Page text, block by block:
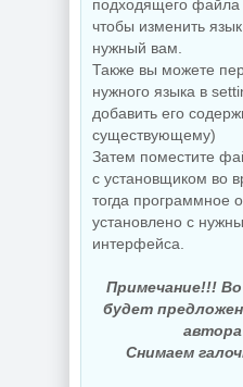
подходящего файла
чтобы изменить
нужный вам.
Также вы можете
нужного языка в
добавить его
существующему)
Затем поместите
с установщиком во
тогда программное
установлено с
интерфейса.
Примечание!!!
будет
автора
Снимаем